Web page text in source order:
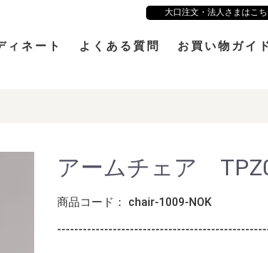
ィネート よくある質問 お買い物ガイ
大口注文・法人さまはこち
アームチェア
商品コード： chair-1009-NOK